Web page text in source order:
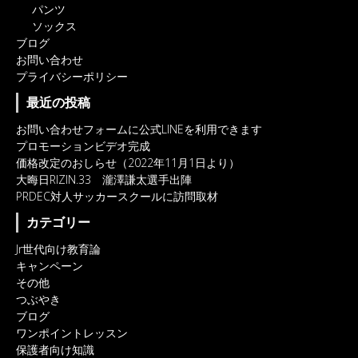
パンツ
ソックス
ブログ
お問い合わせ
プライバシーポリシー
最近の投稿
お問い合わせフォームに公式LINEを利用できます
プロモーションビデオ完成
価格改定のおしらせ（2022年11月1日より）
大晦日RIZIN.33 瀧澤謙太選手出陣
PRDEC対人サッカースクールに訪問取材
カテゴリー
Jr世代向け教育論
キャンペーン
その他
つぶやき
ブログ
ワンポイントレッスン
保護者向け知識